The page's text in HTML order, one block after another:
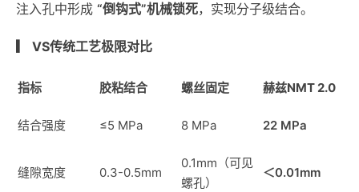
注入孔中形成 “倒钩式”机械锁死，实现分子级结合。
▎ VS传统工艺极限对比
指标 胶粘结合 螺丝固定 赫兹NMT 2.0
结合强度 ≤5 MPa 8 MPa 22 MPa
缝隙宽度 0.3-0.5mm
0.1mm（可见
螺孔）
＜0.01mm